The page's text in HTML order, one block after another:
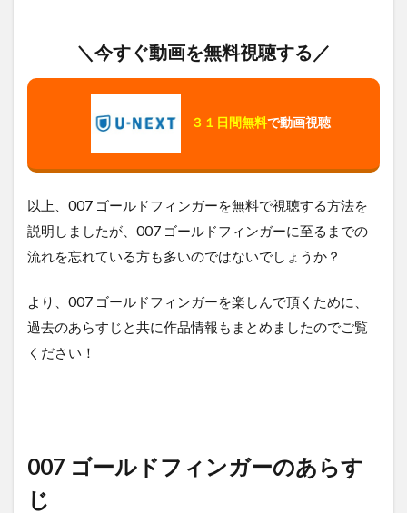
＼今すぐ動画を無料視聴する／
３１日間無料で動画視聴
以上、007 ゴールドフィンガーを無料で視聴する方法を
説明しましたが、007 ゴールドフィンガーに至るまでの
流れを忘れている方も多いのではないでしょうか？
より、007 ゴールドフィンガーを楽しんで頂くために、
過去のあらすじと共に作品情報もまとめましたのでご覧
ください！
007 ゴールドフィンガーのあらす
じ